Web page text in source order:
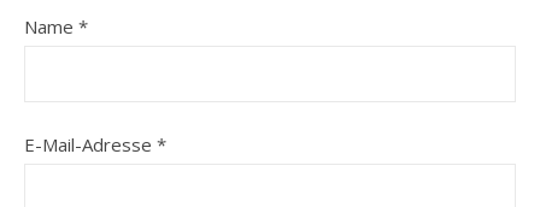
Name *
E-Mail-Adresse *